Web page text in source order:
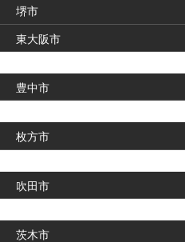
堺市
東大阪市
豊中市
枚方市
吹田市
茨木市